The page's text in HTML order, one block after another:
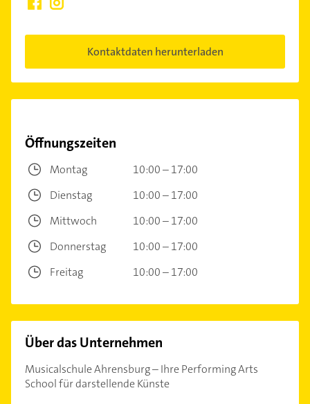
Kontaktdaten herunterladen
Öffnungszeiten
Montag
10:00 – 17:00
Dienstag
10:00 – 17:00
Mittwoch
10:00 – 17:00
Donnerstag
10:00 – 17:00
Freitag
10:00 – 17:00
Über das Unternehmen
Musicalschule Ahrensburg – Ihre Performing Arts
School für darstellende Künste